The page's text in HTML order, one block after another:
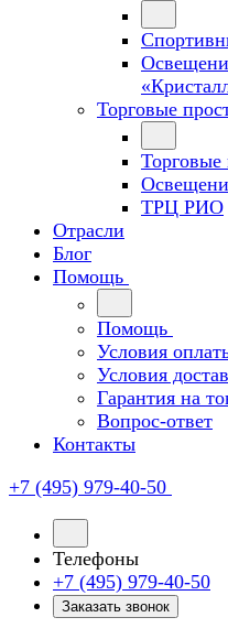
Торговые
Торговые
ТРЦ РИО
Отрасли
Блог
Помощь
Помощь
Условия
Условия
Гарантия на
Вопрос-ответ
Контакты
+7 (495) 979-40-50
Телефоны
+7 (495) 979-40-50
Заказать звонок